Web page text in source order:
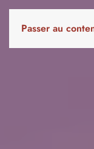
Passer au